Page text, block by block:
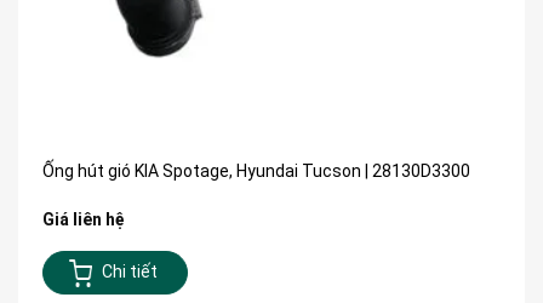
Ống hút gió KIA Spotage, Hyundai Tucson | 28130D3300
Giá liên hệ
Chi tiết